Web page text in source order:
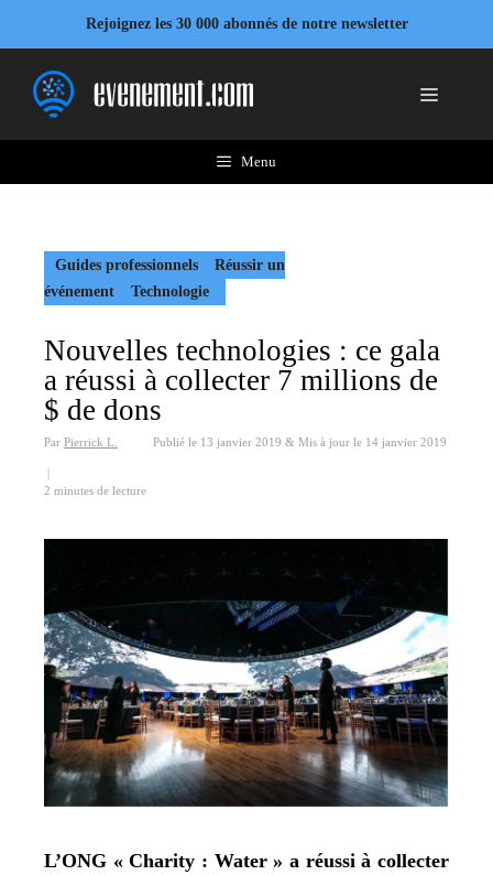
contenu
Rejoignez les 30 000 abonnés de notre newsletter
Menu
Menu
Guides professionnels
Réussir un
événement
Technologie
Nouvelles technologies : ce gala
a réussi à collecter 7 millions de
$ de dons
Par Pierrick L. Publié le 13 janvier 2019 & Mis à jour le 14 janvier 2019
|
2 minutes de lecture
L’ONG « Charity : Water » a réussi à collecter